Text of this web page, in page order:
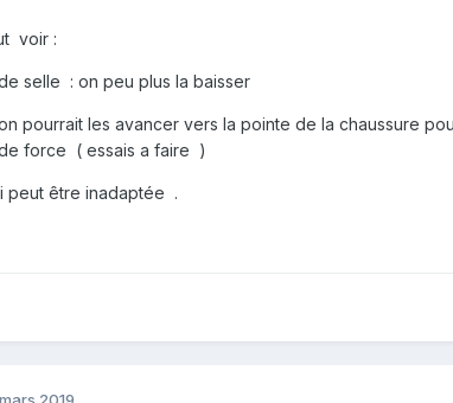
voir :
selle : on peu plus la baisser
pourrait les avancer vers la pointe de la chaussure
de force ( essais a faire )
peut être inadaptée .
2019